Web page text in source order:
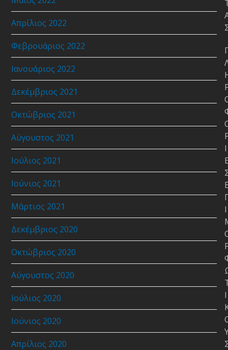
Απρίλιος 2022
Φεβρουάριος 2022
Ιανουάριος 2022
Δεκέμβριος 2021
Οκτώβριος 2021
Αύγουστος 2021
Ιούλιος 2021
Ιούνιος 2021
Μάρτιος 2021
Δεκέμβριος 2020
Οκτώβριος 2020
Αύγουστος 2020
Ιούλιος 2020
Ιούνιος 2020
Απρίλιος 2020
Ι
Ι
Ι